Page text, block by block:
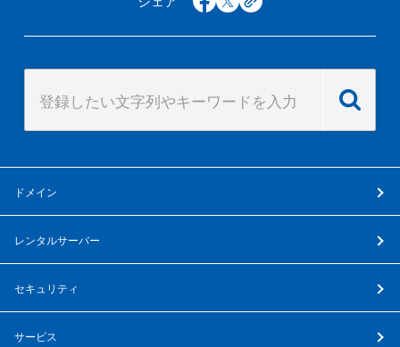
ドメイン
レンタルサーバー
セキュリティ
サービス